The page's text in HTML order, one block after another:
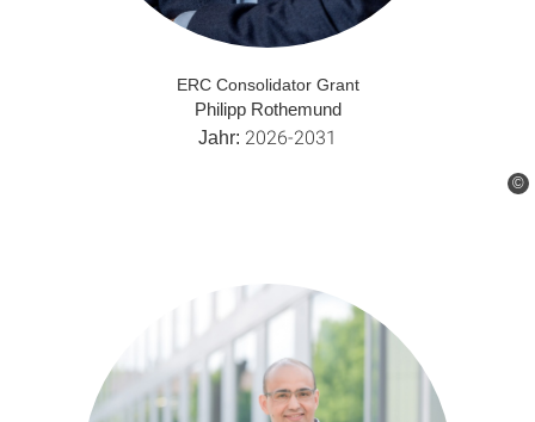
©
ERC Consolidator Grant
Philipp Rothemund
Jahr: 2026-2031